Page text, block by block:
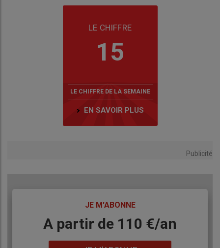
LE CHIFFRE
15
LE CHIFFRE DE LA SEMAINE
EN SAVOIR PLUS
Publicité
JE M'ABONNE
BodyA partir de 110 €/an